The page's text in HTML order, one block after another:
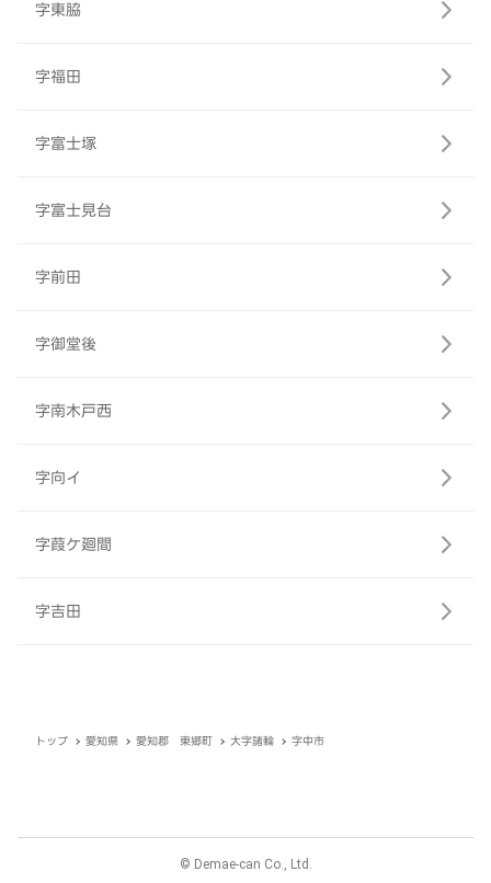
字東脇
字福田
字富士塚
字富士見台
字前田
字御堂後
字南木戸西
字向イ
字葭ケ廻間
字吉田
トップ 愛知県 愛知郡 東郷町 大字諸輪 字中市
© Demae-can Co., Ltd.